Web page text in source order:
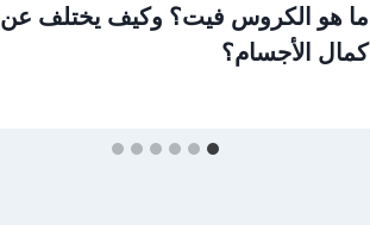
ما هو الكروس فيت؟ وكيف يختلف عن
كمال الأجسام؟